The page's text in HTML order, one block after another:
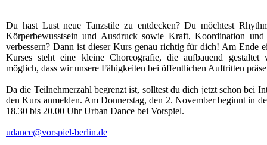
Du hast Lust neue Tanzstile zu entdecken? Du möchtest
Körperbewusstsein und Ausdruck sowie Kraft, Koordination und
verbessern? Dann ist dieser Kurs genau richtig für dich! Am Ende
Kurses steht eine kleine Choreografie, die aufbauend gestaltet
möglich, dass wir unsere Fähigkeiten bei öffentlichen Auftritten
Da die Teilnehmerzahl begrenzt ist, solltest du dich jetzt schon bei
den Kurs anmelden. Am Donnerstag, den 2. November beginnt in
18.30 bis 20.00 Uhr Urban Dance bei Vorspiel.
udance@vorspiel-berlin.de